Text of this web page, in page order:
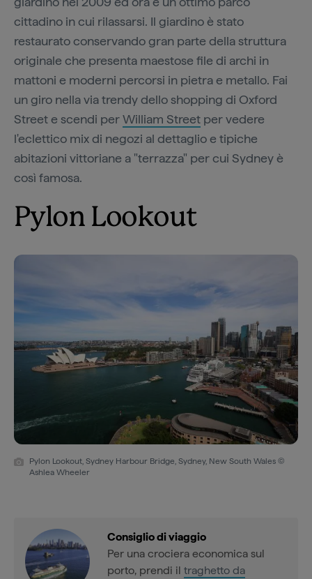
cittadino in cui rilassarsi. Il giardino è stato
restaurato conservando gran parte della struttura
originale che presenta maestose file di archi in
mattoni e moderni percorsi in pietra e metallo. Fai
un giro nella via trendy dello shopping di Oxford
Street e scendi perWilliam Street per vedere
l'eclettico mix di negozi al dettaglio e tipiche
abitazioni vittoriane a "terrazza" per cui Sydney è
così famosa.
Pylon Lookout
Pylon Lookout, Sydney Harbour Bridge, Sydney, New South Wales ©
Ashlea Wheeler
Consiglio di viaggio
Per una crociera economica sul
porto, prendi il traghetto da